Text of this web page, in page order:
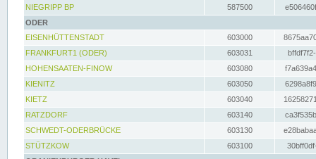
NIEGRIPP BP
587500
ODER
EISENHÜTTENSTADT
603000
FRANKFURT1 (ODER)
603031
HOHENSAATEN-FINOW
603080
KIENITZ
603050
KIETZ
603040
RATZDORF
603140
SCHWEDT-ODERBRÜCKE
603130
STÜTZKOW
603100